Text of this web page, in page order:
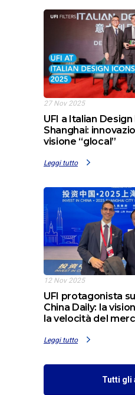
27 Nov 2025
UFI a Italian
Shanghai:
visione “glocal”
Leggi tutto
12 Nov 2025
UFI protagonista
China Daily: la
la velocità del
Leggi tutto
Tutti gli